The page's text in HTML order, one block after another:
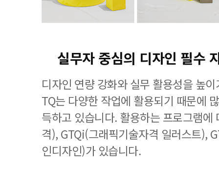
실무자 중심의 디자인 필수
디자인 연량 강화와 실무 활용성을 높
TQ는 다양한 작업에 활용되기 때문에
득하고 있습니다. 활용하는 프로그램에
격), GTQi(그래픽기술자격 일러스트),
인디자인)가 있습니다.